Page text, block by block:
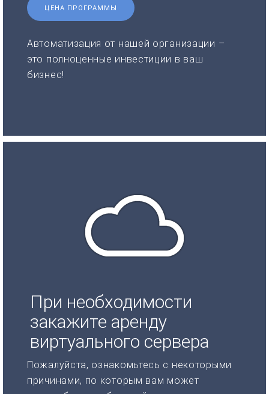
ЦЕНА ПРОГРАММЫ
Автоматизация от нашей организации –
это полноценные инвестиции в ваш
бизнес!
При необходимости
закажите аренду
виртуального сервера
Пожалуйста, ознакомьтесь с некоторыми
причинами, по которым вам может